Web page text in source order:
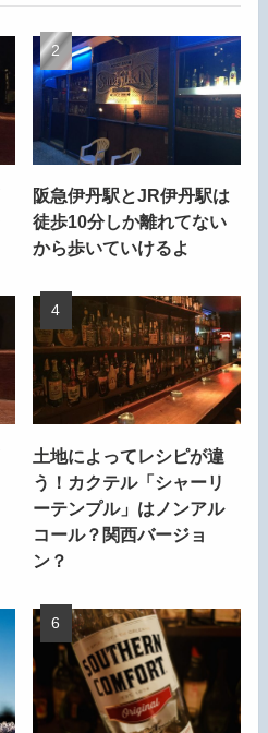
阪急伊丹駅とJR伊丹駅は
徒歩10分しか離れてない
から歩いていけるよ
土地によってレシピが違
う！カクテル「シャーリ
ーテンプル」はノンアル
コール？関西バージョ
ン？